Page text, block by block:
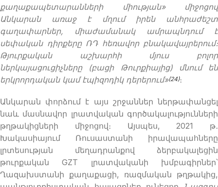
քաղաքապետարանների միության» միջոցով
Անկարան առաջ է մղում իրեն անհրաժեշտ
գաղափարներ, միաժամանակ ամրապնդում է
սեփական դիրքերը ՌԴ հեռավոր բնակավայրերում։
Թյուրքական աշխարհի մյուս բոլոր
ներկայացուցիչները (բացի Թուրքիայից) մնում են
երկրորդական կամ էպիզոդիկ դերերում»(24)։
Անկարան փորձում է այս շրջաններ ներթափանցել
նաև մասնավոր լրատվական գործակալությունների
թղթակիցների միջոցով։ Այսպես, 2021 թ․
Խակասիայում Ռուսաստանի իրավապահները
լրտեսության մեղադրանքով ձերբակալեցին
թուրքական GZT լրատվականի խմբագիրներ՝
Ղազախստանի քաղաքացի, ռազմական թղթակից,